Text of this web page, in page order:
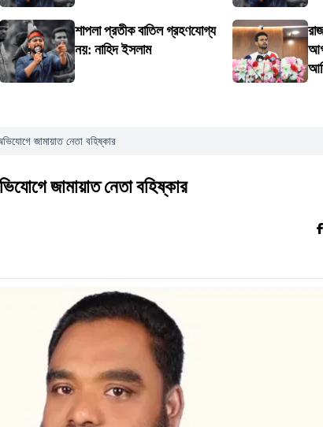
শাপলা প্রতীক বাতিল গ্রহণযোগ্য
নয়: নাহিদ ইসলাম
জামায়াত নেতা বহিষ্কার
জামায়াত নেতা বহিষ্কার